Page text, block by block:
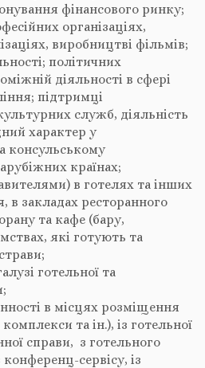
фінансового ринку;
організаціях,
виробництві фільмів;
політичних
діяльності в сфері
підтримці
служб, діяльність
характер у
консульському
країнах;
в готелях та інших
в закладах ресторанного
та кафе (бару,
які готують та
готельної та
в місцях розміщення
та ін.), із готельної
справи, з готельного
сервісу, із